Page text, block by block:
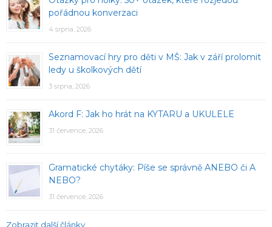
pořádnou konverzaci
4 srpna, 2026
Seznamovací hry pro děti v MŠ: Jak v září prolomit
ledy u školkových dětí
3 srpna, 2026
Akord F: Jak ho hrát na KYTARU a UKULELE
31 července, 2026
Gramatické chytáky: Píše se správně ANEBO či A
NEBO?
31 července, 2026
Zobrazit další články